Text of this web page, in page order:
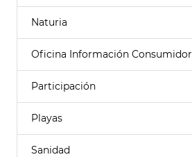
Naturia
Oficina Información Consumidor
Participación
Playas
Sanidad